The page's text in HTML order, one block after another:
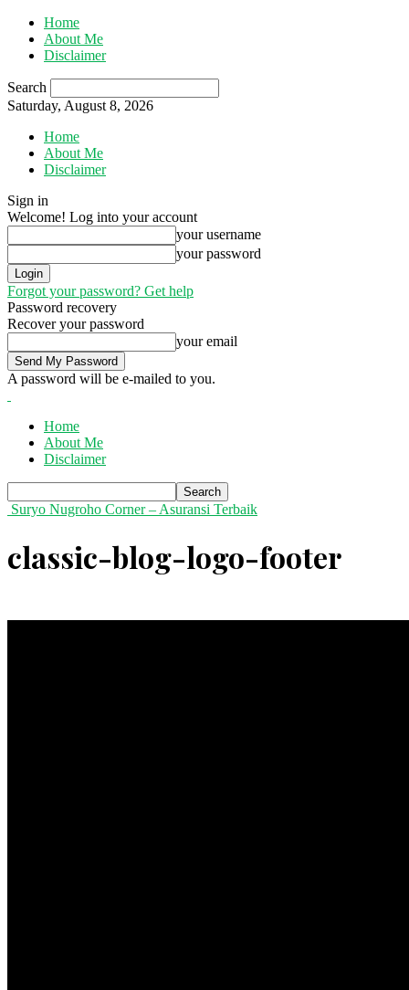
Home
About Me
Disclaimer
Search
Saturday, August 8, 2026
Home
About Me
Disclaimer
Sign in
Welcome! Log into your account
your username
your password
Forgot your password? Get help
Password recovery
Recover your password
your email
A password will be e-mailed to you.
Home
About Me
Disclaimer
Suryo Nugroho Corner – Asuransi Terbaik
classic-blog-logo-footer